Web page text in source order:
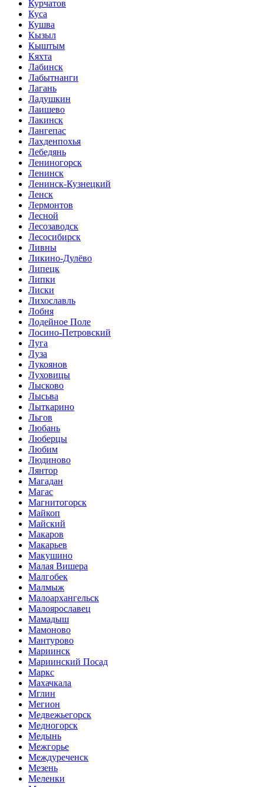
Курчатов
Куса
Кушва
Кызыл
Кыштым
Кяхта
Лабинск
Лабытнанги
Лагань
Ладушкин
Лаишево
Лакинск
Лангепас
Лахденпохья
Лебедянь
Лениногорск
Ленинск
Ленинск-Кузнецкий
Ленск
Лермонтов
Лесной
Лесозаводск
Лесосибирск
Ливны
Ликино-Дулёво
Липецк
Липки
Лиски
Лихославль
Лобня
Лодейное Поле
Лосино-Петровский
Луга
Луза
Лукоянов
Луховицы
Лысково
Лысьва
Лыткарино
Льгов
Любань
Люберцы
Любим
Людиново
Лянтор
Магадан
Магас
Магнитогорск
Майкоп
Майский
Макаров
Макарьев
Макушино
Малая Вишера
Малгобек
Малмыж
Малоархангельск
Малоярославец
Мамадыш
Мамоново
Мантурово
Мариинск
Мариинский Посад
Маркс
Махачкала
Мглин
Мегион
Медвежьегорск
Медногорск
Медынь
Межгорье
Междуреченск
Мезень
Меленки